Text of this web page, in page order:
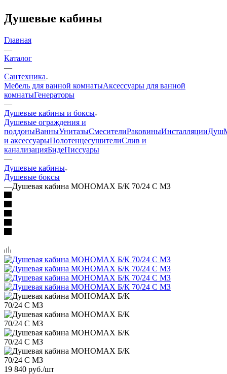
Душевые кабины
Главная
—
Каталог
—
Сантехника
Мебель для ванной комнатыАксессуары для ванной
комнатыГенераторы
—
Душевые кабины и боксы
Душевые ограждения и
поддоныВанныУнитазыСмесителиРаковиныИнсталляцииДуш
и аксессуарыПолотенцесушителиСлив и
канализацияБидеПиссуары
—
Душевые кабины
Душевые боксы
—Душевая кабина МОНОМАХ Б/К 70/24 С МЗ
19 840 руб./шт